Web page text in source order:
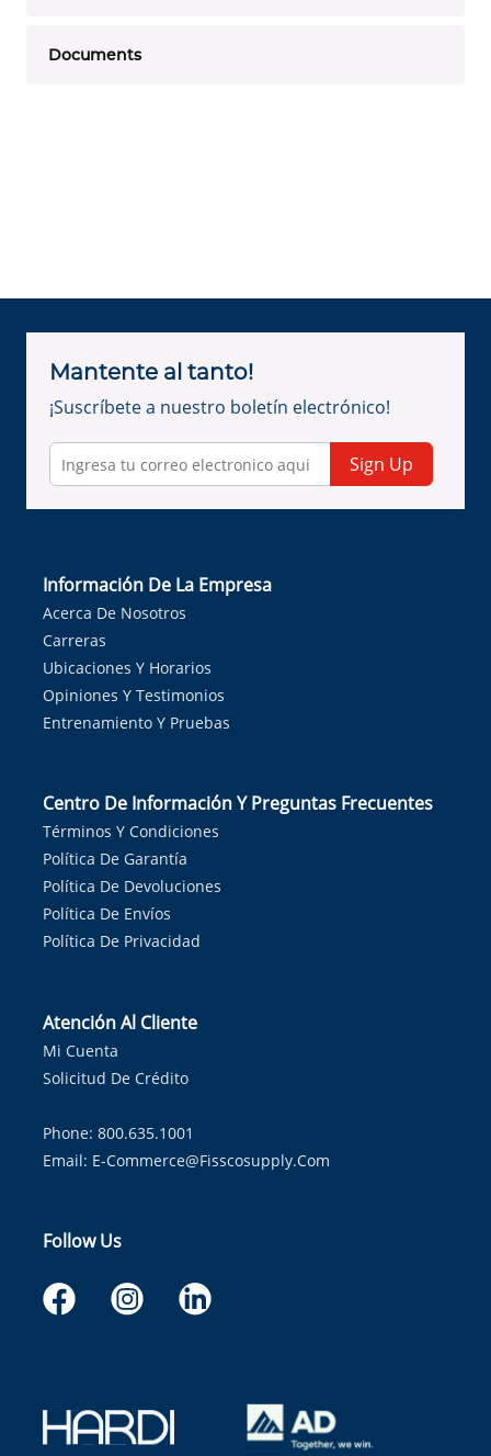
Documents
Mantente al tanto!
¡Suscríbete a nuestro boletín electrónico!
Sign Up
Información De La Empresa
Acerca De Nosotros
Carreras
Ubicaciones Y Horarios
Opiniones Y Testimonios
Entrenamiento Y Pruebas
Centro De Información Y Preguntas Frecuentes
Términos Y Condiciones
Política De Garantía
Política De Devoluciones
Política De Envíos
Política De Privacidad
Atención Al Cliente
Mi Cuenta
Solicitud De Crédito
Phone: 800.635.1001
Email: E-Commerce@fisscosupply.com
Follow Us